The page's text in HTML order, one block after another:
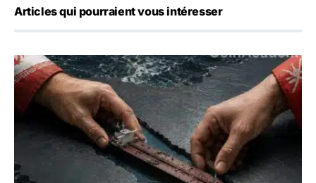
Articles qui pourraient vous intéresser
Ormuz : l’Iran annonce un accord avec Oman sur une